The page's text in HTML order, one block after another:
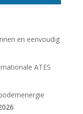
en eenvoudig
ATES